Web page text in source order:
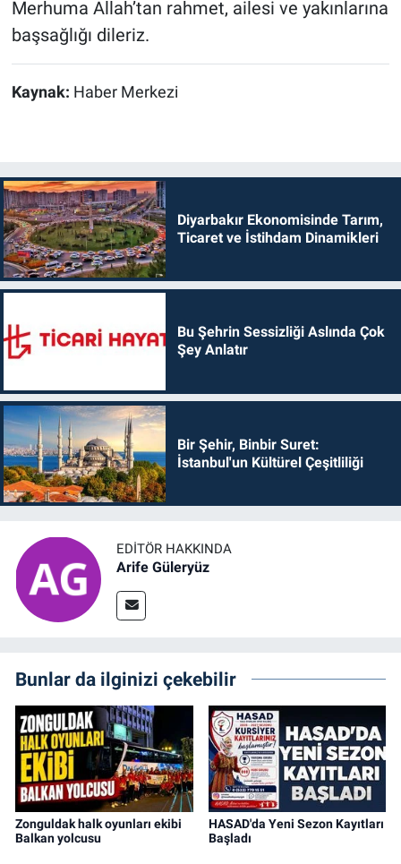
Merhuma Allah’tan rahmet, ailesi ve yakınlarına
başsağlığı dileriz.
Kaynak: Haber Merkezi
Diyarbakır Ekonomisinde Tarım,
Ticaret ve İstihdam Dinamikleri
Bu Şehrin Sessizliği Aslında Çok
Şey Anlatır
Bir Şehir, Binbir Suret:
İstanbul'un Kültürel Çeşitliliği
EDITÖR HAKKINDA
Arife Güleryüz
Bunlar da ilginizi çekebilir
Zonguldak halk oyunları ekibi
Balkan yolcusu
HASAD'da Yeni Sezon Kayıtları
Başladı